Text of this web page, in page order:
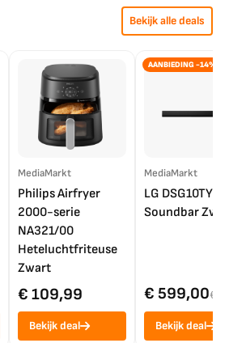
Bekijk alle deals
MediaMarkt
Philips Airfryer
2000-serie
NA321/00
Heteluchtfriteuse
Zwart
€ 109,99
Bekijk deal
AANBIEDING -14%
MediaMarkt
LG DSG10TY
Soundbar
€ 599,00€
Bekijk deal